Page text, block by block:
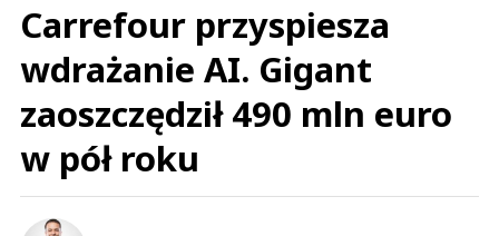
Carrefour przyspiesza
wdrażanie AI. Gigant
zaoszczędził 490 mln euro
w pół roku